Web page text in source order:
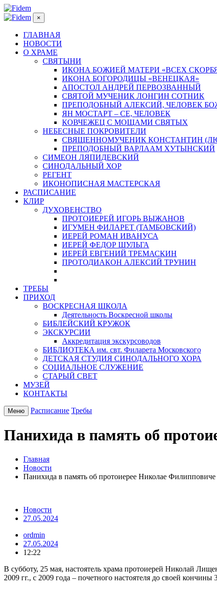
×
ГЛАВНАЯ
НОВОСТИ
О ХРАМЕ
СВЯТЫНИ
ИКОНА БОЖИЕЙ МАТЕРИ «ВСЕХ
ИКОНА БОГОРОДИЦЫ «ВЕНЕЦКАЯ»
АПОСТОЛ АНДРЕЙ ПЕРВОЗВАННЫЙ
СВЯТОЙ МУЧЕНИК ЛОНГИН СОТНИК
ПРЕПОДОБНЫЙ АЛЕКСИЙ, ЧЕЛОВЕК
ЯН МОСТАРТ – СЕ, ЧЕЛОВЕК
КОВЧЕЖЕЦ С МОЩАМИ СВЯТЫХ
НЕБЕСНЫЕ ПОКРОВИТЕЛИ
СВЯЩЕННОМУЧЕНИК КОНСТАНТИН
ПРЕПОДОБНЫЙ ВАРЛААМ ХУТЫНСКИЙ
СИМЕОН ЛЯПИДЕВСКИЙ
СИНОДАЛЬНЫЙ ХОР
РЕГЕНТ
ИКОНОПИСНАЯ МАСТЕРСКАЯ
РАСПИСАНИЕ
КЛИР
ДУХОВЕНСТВО
ПРОТОИЕРЕЙ ИГОРЬ ВЫЖАНОВ
ИГУМЕН ФИЛАРЕТ (ТАМБОВСКИЙ)
ИЕРЕЙ РОМАН ИВАНУСА
ИЕРЕЙ ФЕДОР ШУЛЬГА
ИЕРЕЙ ЕВГЕНИЙ ТРЕМАСКИН
ПРОТОДИАКОН АЛЕКСИЙ ТРУНИН
ТРЕБЫ
ПРИХОД
ВОСКРЕСНАЯ ШКОЛА
Деятельность Воскресной школы
БИБЛЕЙСКИЙ КРУЖОК
ЭКСКУРСИИ
Аккредитация экскурсоводов
БИБЛИОТЕКА им. свт. Филарета Московского
ДЕТСКАЯ СТУДИЯ СИНОДАЛЬНОГО ХОРА
СОЦИАЛЬНОЕ СЛУЖЕНИЕ
СТАРЫЙ СВЕТ
МУЗЕЙ
КОНТАКТЫ
Меню Расписание Требы
Панихида в память об
Главная
Новости
Панихида в память об протоиерее Николае
Новости
27.05.2024
ordmin
27.05.2024
12:22
В субботу, 25 мая, настоятель храма протоиерей Николай
2009 гг., с 2009 года – почетного настоятеля до своей кончины